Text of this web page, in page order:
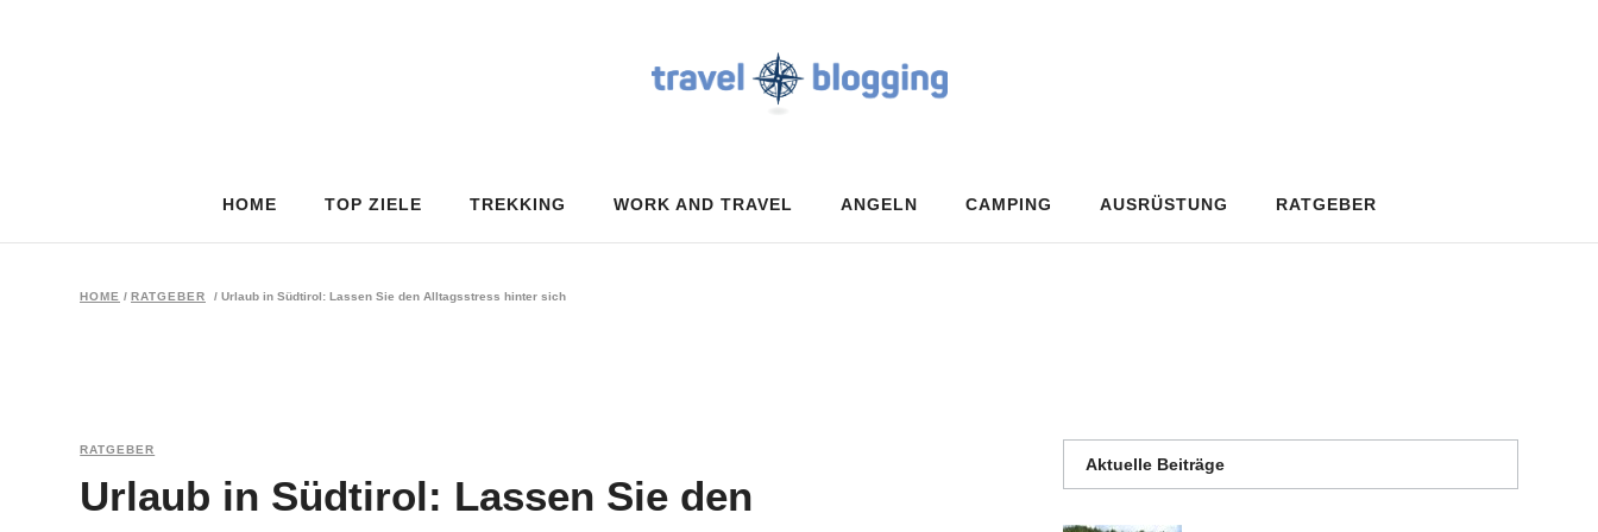
HOME TOP ZIELE TREKKING WORK AND TRAVEL ANGELN CAMPING AUSRÜSTUNG RATGEBER
HOME / RATGEBER / Urlaub in Südtirol: Lassen Sie den Alltagsstress hinter sich
RATGEBER
Urlaub in Südtirol: Lassen Sie den
Aktuelle Beiträge